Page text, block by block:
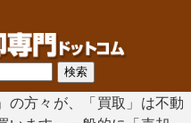
の方々が、「買取」は不動